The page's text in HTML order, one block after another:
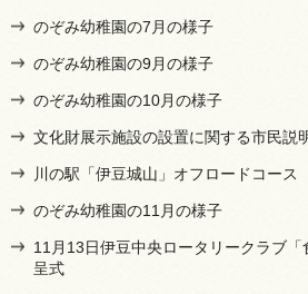
のぞみ幼稚園の7月の様子
のぞみ幼稚園の9月の様子
のぞみ幼稚園の10月の様子
文化財展示施設の設置に関する市民説
川の駅「伊豆城山」オフロードコース
のぞみ幼稚園の11月の様子
11月13日伊豆中央ロータリークラブ
呈式